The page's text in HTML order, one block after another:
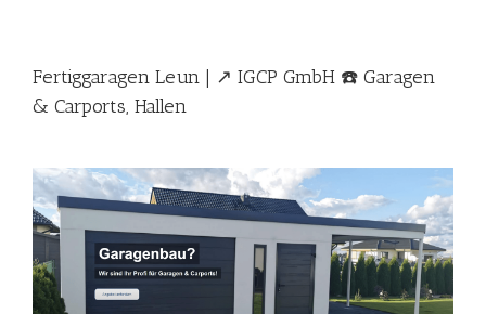
Fertiggaragen Leun | ↗️ IGCP GmbH ☎️ Garagen
& Carports, Hallen